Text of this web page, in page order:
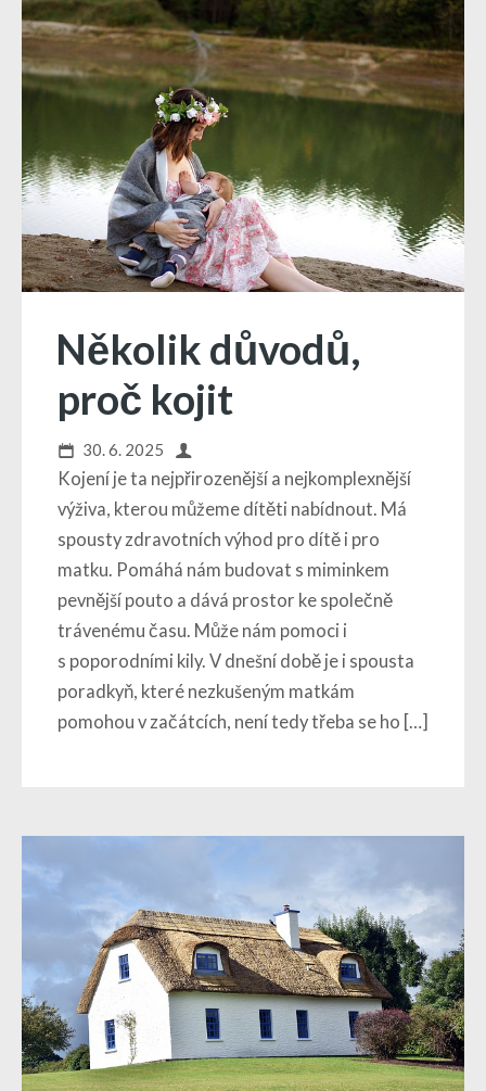
Několik důvodů,
proč kojit
30. 6. 2025
Kojení je ta nejpřirozenější a nejkomplexnější
výživa, kterou můžeme dítěti nabídnout. Má
spousty zdravotních výhod pro dítě i pro
matku. Pomáhá nám budovat s miminkem
pevnější pouto a dává prostor ke společně
trávenému času. Může nám pomoci i
s poporodními kily. V dnešní době je i spousta
poradkyň, které nezkušeným matkám
pomohou v začátcích, není tedy třeba se ho […]